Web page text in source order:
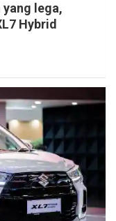
lega,
Hybrid